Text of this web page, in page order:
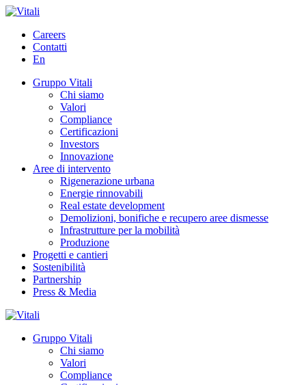
Careers
Contatti
En
Gruppo Vitali
Chi siamo
Valori
Compliance
Certificazioni
Investors
Innovazione
Aree di intervento
Rigenerazione urbana
Energie rinnovabili
Real estate development
Demolizioni, bonifiche e recupero aree dismesse
Infrastrutture per la mobilità
Produzione
Progetti e cantieri
Sostenibilità
Partnership
Press & Media
Gruppo Vitali
Chi siamo
Valori
Compliance